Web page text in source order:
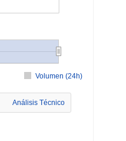
Volumen (24h)
Análisis Técnico